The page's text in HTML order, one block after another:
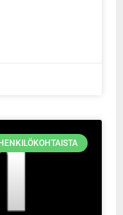
HENKILÖKOHTAISTA